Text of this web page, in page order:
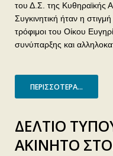
του Δ.Σ. της Κυθηραϊκής
Συγκινητική ήταν η
τρόφιμοι του Οίκου
συνύπαρξης και
ΠΕΡΙΣΣΌΤΕΡΑ...
ΔΕΛΤΙΟ
ΑΚΙΝΗΤΟ